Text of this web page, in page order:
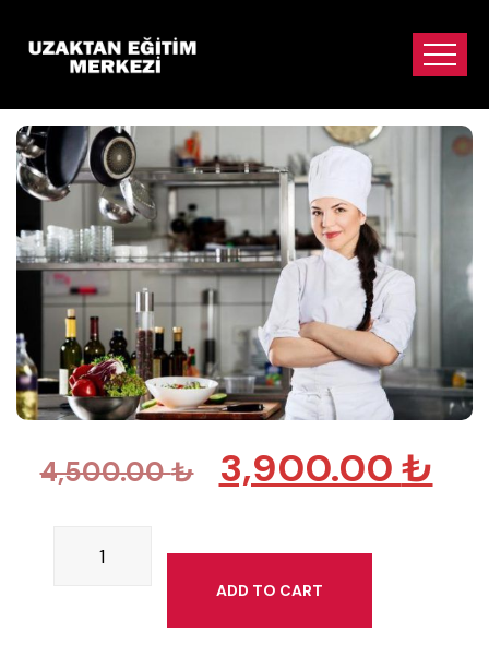
4,500.00₺ 3,900.00₺
ADD TO CART